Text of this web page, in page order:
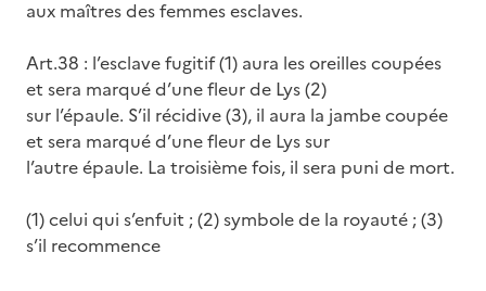
aux maîtres des femmes esclaves.
Art.38 : l’esclave fugitif (1) aura les oreilles coupées
et sera marqué d’une fleur de Lys (2)
sur l’épaule. S’il récidive (3), il aura la jambe coupée
et sera marqué d’une fleur de Lys sur
l’autre épaule. La troisième fois, il sera puni de mort.
(1) celui qui s’enfuit ; (2) symbole de la royauté ; (3)
s’il recommence